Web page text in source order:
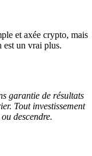
et axée crypto, mais
est un vrai plus.
garantie de résultats
Tout investissement
descendre.